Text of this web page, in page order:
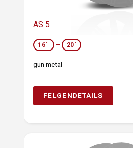
AS 5
16" — 20"
gun metal
FELGENDETAILS